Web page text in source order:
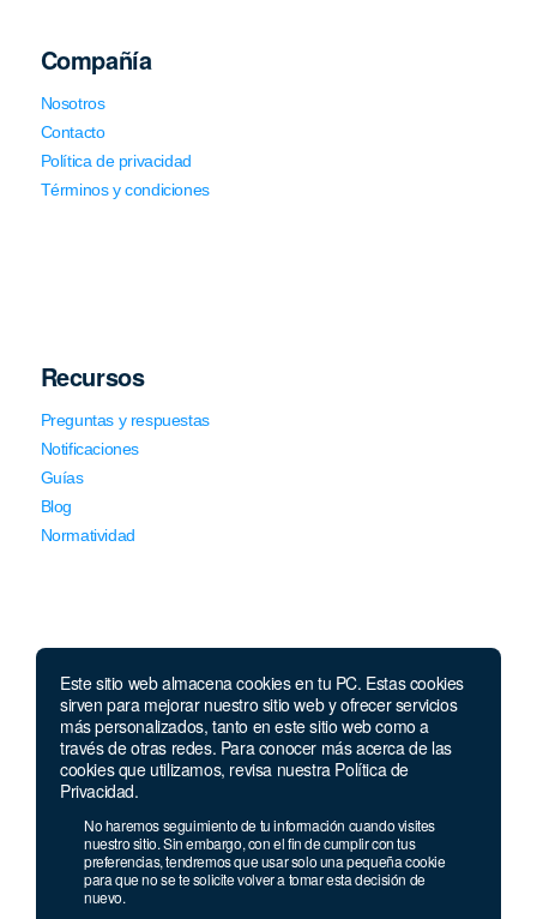
Este sitio web almacena cookies en tu PC. Estas cookies
sirven para mejorar nuestro sitio web y ofrecer servicios
más personalizados, tanto en este sitio web como a
través de otras redes. Para conocer más acerca de las
cookies que utilizamos, revisa nuestra Política de
Privacidad.
No haremos seguimiento de tu información cuando visites
nuestro sitio. Sin embargo, con el fin de cumplir con tus
preferencias, tendremos que usar solo una pequeña cookie
para que no se te solicite volver a tomar esta decisión de
nuevo.
Compañía
Nosotros
Contacto
Política de privacidad
Términos y condiciones
Recursos
Preguntas y respuestas
Notificaciones
Guías
Blog
Normatividad
Llámanos
Lunes a viernes de 7:00 a.m. a 5:30 p.m. Sábados de 8 a.m
a 12 p.m.
Teléfono:(1) 640 94 30
Celular:915 244 989